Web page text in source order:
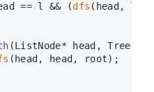
== l && (
dfs (head,
(ListNode* head,
(head, head, root);